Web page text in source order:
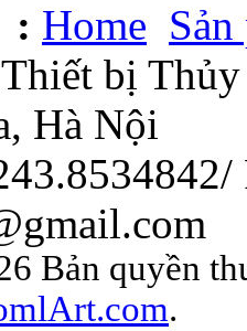
: Home
bị
Hà Nội
Bản quyền
.